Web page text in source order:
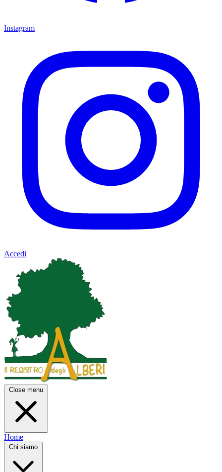
Instagram
Accedi
Close menu
Home
Chi siamo